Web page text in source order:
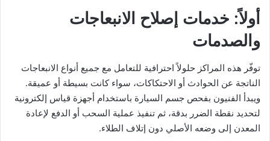
أولاً: خدمات إصلاح الانبعاجات
والصدمات
توفّر هذه المراكز حلولاً احترافية للتعامل مع جميع أنواع الانبعاجات
الناتجة عن الحوادث أو الاحتكاكات، سواء كانت بسيطة أو عميقة.
ويبدأ الفنيون بفحص جسم السيارة باستخدام أجهزة قياس إلكترونية
لتحديد نقطة الضرر بدقة، ثم تنفيذ عملية السحب أو الدفع لإعادة
المعدن إلى وضعه الأصلي دون إتلاف الطلاء.